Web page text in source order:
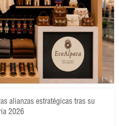
alianzas estratégicas tras su
2026